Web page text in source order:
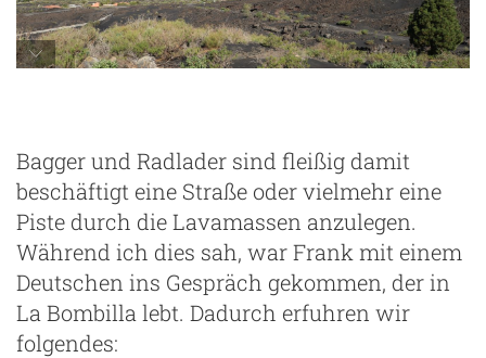
Bagger und Radlader sind fleißig damit
beschäftigt eine Straße oder vielmehr eine
Piste durch die Lavamassen anzulegen.
Während ich dies sah, war Frank mit einem
Deutschen ins Gespräch gekommen, der in
La Bombilla lebt. Dadurch erfuhren wir
folgendes: